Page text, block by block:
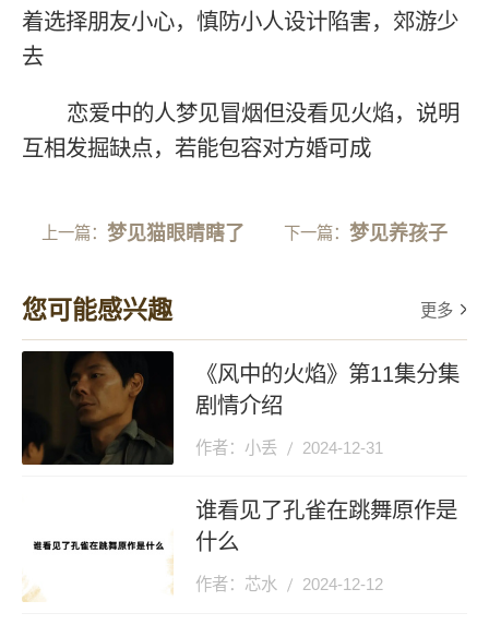
着选择朋友小心，慎防小人设计陷害，郊游少
去
恋爱中的人梦见冒烟但没看见火焰，说明
互相发掘缺点，若能包容对方婚可成
上一篇：梦见猫眼睛瞎了 下一篇： 梦见养孩子
您可能感兴趣 更多
《风中的火焰》第11集分集
剧情介绍
作者：小丢 2024-12-31
谁看见了孔雀在跳舞原作是
什么
作者：芯水 2024-12-12